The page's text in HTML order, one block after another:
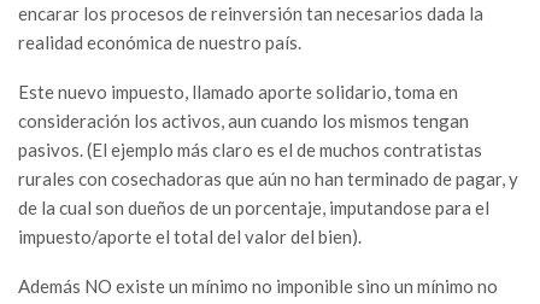
encarar los procesos de reinversión tan necesarios dada la
realidad económica de nuestro país.
Este nuevo impuesto, llamado aporte solidario, toma en
consideración los activos, aun cuando los mismos tengan
pasivos. (El ejemplo más claro es el de muchos contratistas
rurales con cosechadoras que aún no han terminado de pagar, y
de la cual son dueños de un porcentaje, imputandose para el
impuesto/aporte el total del valor del bien).
Además NO existe un mínimo no imponible sino un mínimo no